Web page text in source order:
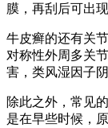
膜，再刮后可出
牛皮癣的还有关
对称性外周多关
害，类风湿因子阴
除此之外，常见
是在早些时候，